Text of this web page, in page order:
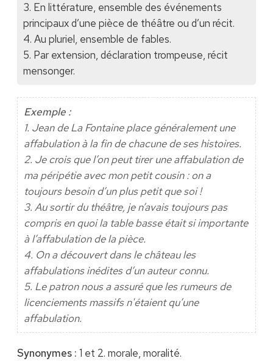
3. En littérature, ensemble des événements
principaux d’une pièce de théâtre ou d’un récit.
4. Au pluriel, ensemble de fables.
5. Par extension, déclaration trompeuse, récit
mensonger.
Exemple :
1. Jean de La Fontaine place généralement une
affabulation à la fin de chacune de ses histoires.
2. Je crois que l’on peut tirer une affabulation de
ma péripétie avec mon petit cousin : on a
toujours besoin d’un plus petit que soi !
3. Au sortir du théâtre, je n’avais toujours pas
compris en quoi la table basse était si importante
à l’affabulation de la pièce.
4. On a découvert dans le château les
affabulations inédites d’un auteur connu.
5. Le patron nous a assuré que les rumeurs de
licenciements massifs n'étaient qu’une
affabulation.
Synonymes : 1 et 2. morale, moralité.